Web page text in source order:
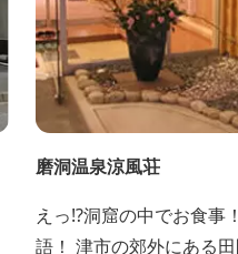
磨洞温泉涼風荘
えっ!?洞窟の中でお食事
語！ 津市の郊外にある